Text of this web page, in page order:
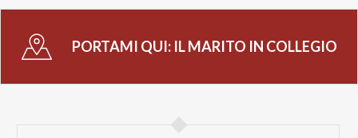
PORTAMI QUI: IL MARITO IN COLLEGIO